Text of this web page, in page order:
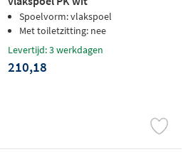
Spoelvorm: vlakspoel
Met toiletzitting: nee
Levertijd: 3 werkdagen
210,18